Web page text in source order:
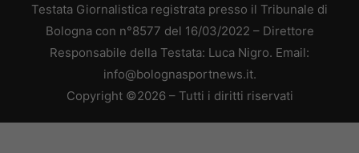
Testata Giornalistica registrata presso il Tribunale di
Bologna con n°8577 del 16/03/2022 – Direttore
Responsabile della Testata: Luca Nigro. Email:
info@bolognasportnews.it.
Copyright ©2026 – Tutti i diritti riservati